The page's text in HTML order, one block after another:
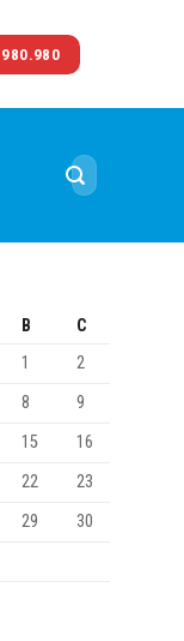
Tìm
kiếm:
B
C
1
2
8
9
15
16
22
23
29
30